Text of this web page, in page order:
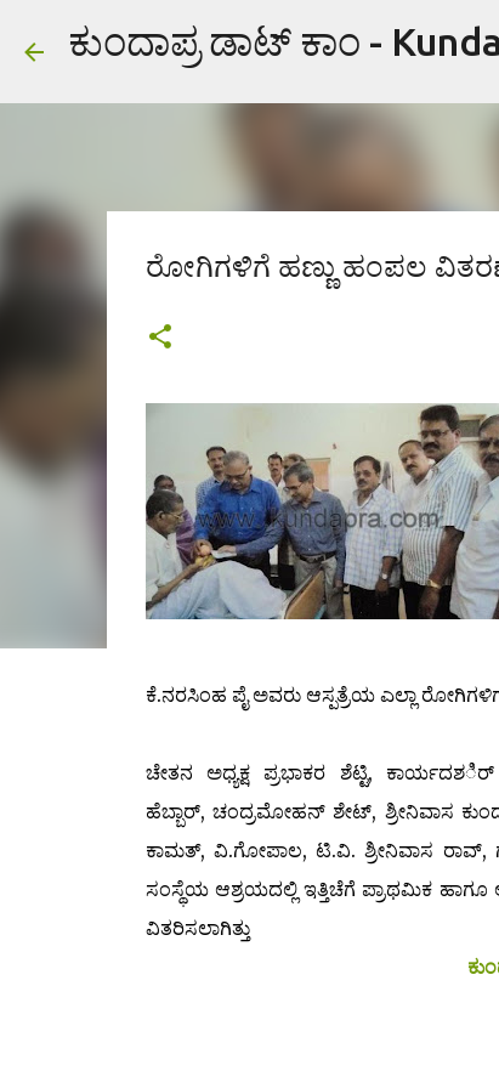
ಕುಂದಾಪ್ರ ಡಾಟ್ ಕಾಂ -
ರೋಗಿಗಳಿಗೆ ಹಣ್ಣು ಹಂಪಲ
ಕೆ.ನರಸಿಂಹ ಪೈ ಅವರು ಆಸ್ಪತ್ರೆಯ ಎಲ್ಲಾ
ಚೇತನ ಅಧ್ಯಕ್ಷ ಪ್ರಭಾಕರ ಶೆಟ್ಟಿ,
ಹೆಬ್ಬಾರ್, ಚಂದ್ರಮೋಹನ್ ಶೇಟ್, ಶ್ರೀನಿವಾಸ
ಕಾಮತ್, ವಿ.ಗೋಪಾಲ, ಟಿ.ವಿ. ಶ್ರೀನಿವಾಸ ರಾವ್,
ಸಂಸ್ಥೆಯ ಆಶ್ರಯದಲ್ಲಿ ಇತ್ತಿಚೆಗೆ ಪ್ರಾಥಮಿಕ ಹಾಗೂ
ವಿತರಿಸಲಾಗಿತ್ತು